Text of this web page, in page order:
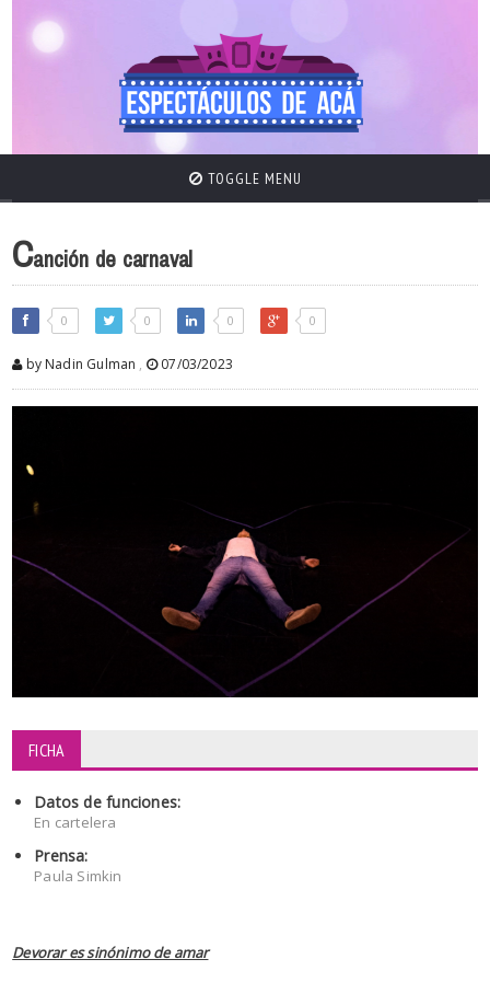
TOGGLE MENU
Canción de carnaval
0 0 0 0
by Nadin Gulman , 07/03/2023
FICHA
Datos de funciones:
En cartelera
Prensa:
Paula Simkin
Devorar es sinónimo de amar